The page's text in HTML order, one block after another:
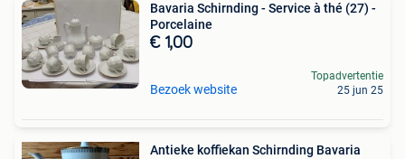
Bavaria Schirnding - Service à thé (27) -
Porcelaine
€ 1,00
Bezoek website
Topadvertentie
25 jun 25
Antieke koffiekan Schirnding Bavaria